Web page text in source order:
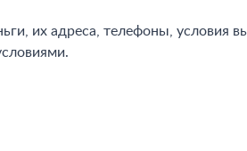
их адреса, телефоны, условия